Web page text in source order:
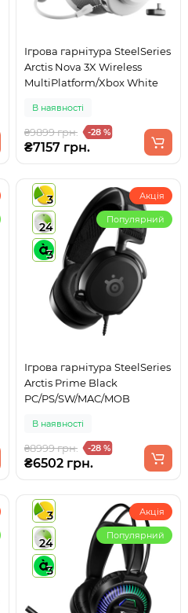
Ігрова гарнітура SteelSeries
Arctis Nova 3X Wireless
MultiPlatform/Xbox White
В наявності
₴9899 грн. -28 %
₴7157 грн.
3
24
3
Акція
Популярний
Ігрова гарнітура SteelSeries
Arctis Prime Black
PC/PS/SW/MAC/MOB
В наявності
₴8999 грн. -28 %
₴6502 грн.
3
24
3
Акція
Популярний